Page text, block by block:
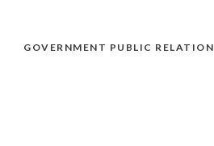
GOVERNMENT PUBLIC RELATION